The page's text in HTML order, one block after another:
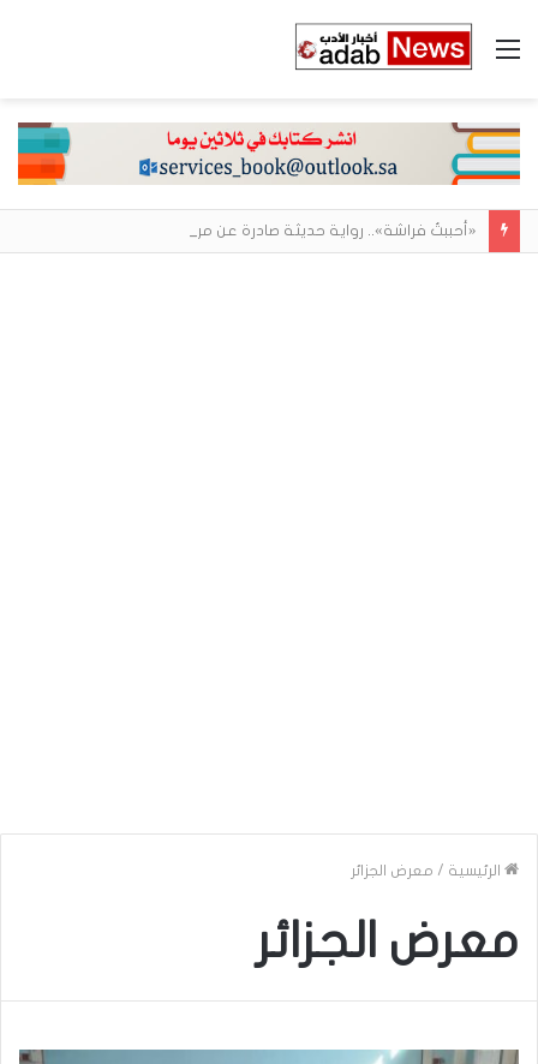
القائمة
الرئيسية / معرض الجزائر
معرض الجزائر